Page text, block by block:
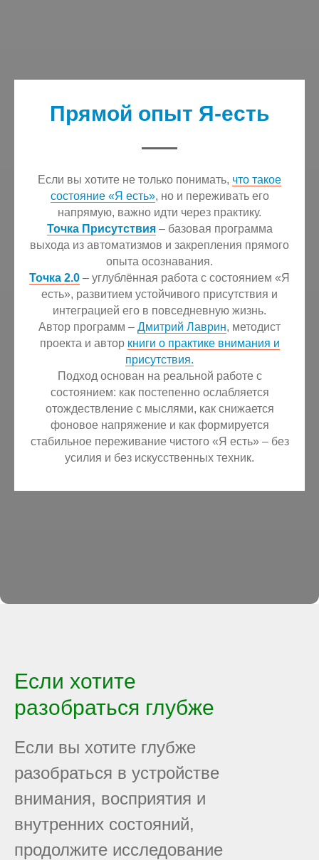
Прямой опыт Я-есть
Если вы хотите не только понимать, что такое
состояние «Я есть», но и переживать его
напрямую, важно идти через практику.
Точка Присутствия– базовая программа
выхода из автоматизмов и закрепления прямого
опыта осознавания.
Точка 2.0 – углублённая работа с состоянием «Я
есть», развитием устойчивого присутствия и
интеграцией его в повседневную жизнь.
Автор программ – Дмитрий Лаврин, методист
проекта и автор книги о практике внимания и
присутствия.
Подход основан на реальной работе с
состоянием: как постепенно ослабляется
отождествление с мыслями, как снижается
фоновое напряжение и как формируется
стабильное переживание чистого «Я есть» – без
усилия и без искусственных техник.
Если хотите
разобраться глубже
Если вы хотите глубже
разобраться в устройстве
внимания, восприятия и
внутренних состояний,
продолжите исследование